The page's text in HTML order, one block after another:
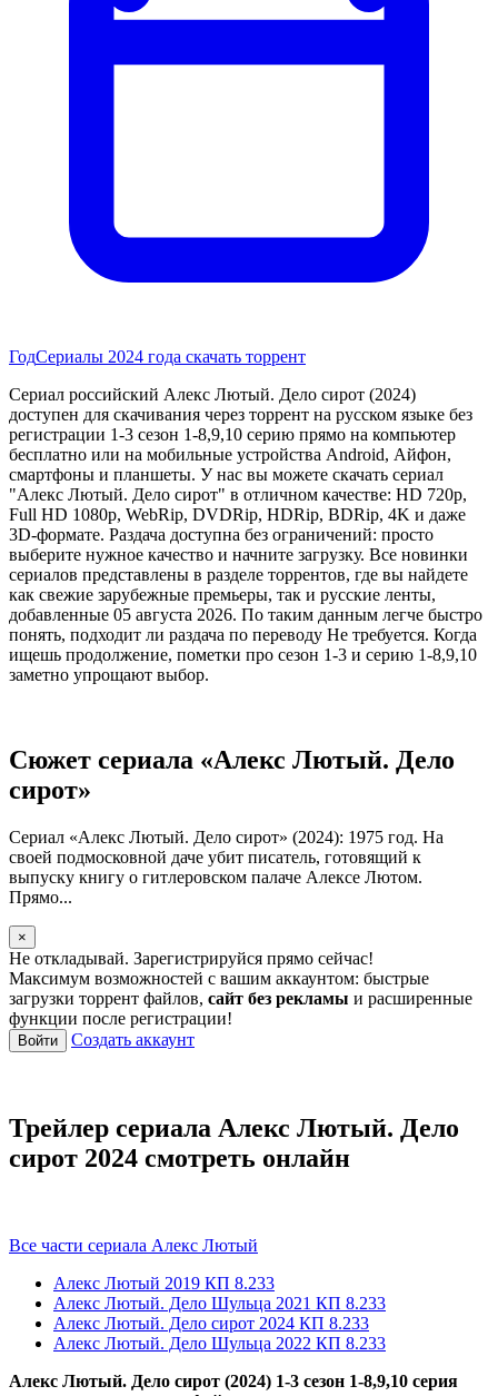
ГодСериалы 2024 года скачать торрент
Сериал российский Алекс Лютый. Дело сирот (2024)
доступен для скачивания через торрент на русском языке без
регистрации 1-3 сезон 1-8,9,10 серию прямо на компьютер
бесплатно или на мобильные устройства Android, Айфон,
смартфоны и планшеты. У нас вы можете скачать сериал
"Алекс Лютый. Дело сирот" в отличном качестве: HD 720p,
Full HD 1080p, WebRip, DVDRip, HDRip, BDRip, 4K и даже
3D-формате. Раздача доступна без ограничений: просто
выберите нужное качество и начните загрузку. Все новинки
сериалов представлены в разделе торрентов, где вы найдете
как свежие зарубежные премьеры, так и русские ленты,
добавленные 05 августа 2026. По таким данным легче быстро
понять, подходит ли раздача по переводу Не требуется. Когда
ищешь продолжение, пометки про сезон 1-3 и серию 1-8,9,10
заметно упрощают выбор.
Сюжет сериала «Алекс Лютый. Дело
сирот»
Сериал «Алекс Лютый. Дело сирот» (2024): 1975 год. На
своей подмосковной даче убит писатель, готовящий к
выпуску книгу о гитлеровском палаче Алексе Лютом.
Прямо...
×
Не откладывай. Зарегистрируйся прямо сейчас!
Максимум возможностей с вашим аккаунтом: быстрые
загрузки торрент файлов, сайт без рекламы и расширенные
функции после регистрации!
Войти Создать аккаунт
Трейлер сериала Алекс Лютый. Дело
сирот 2024 смотреть онлайн
Все части сериала Алекс Лютый
Алекс Лютый 2019 КП 8.233
Алекс Лютый. Дело Шульца 2021 КП 8.233
Алекс Лютый. Дело сирот 2024 КП 8.233
Алекс Лютый. Дело Шульца 2022 КП 8.233
Алекс Лютый. Дело сирот (2024) 1-3 сезон 1-8,9,10 серия